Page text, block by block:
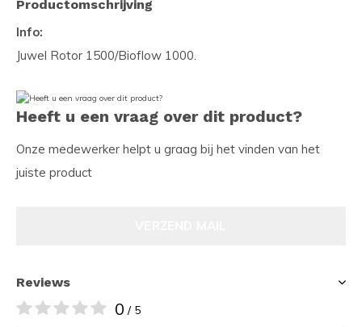
Productomschrijving
Info:
Juwel Rotor 1500/Bioflow 1000.
Heeft u een vraag over dit product?
Onze medewerker helpt u graag bij het vinden van het
juiste product
Reviews
0 / 5